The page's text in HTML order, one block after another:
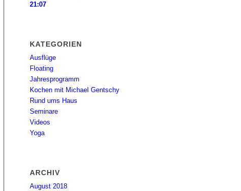
21:07
KATEGORIEN
Ausflüge
Floating
Jahresprogramm
Kochen mit Michael Gentschy
Rund ums Haus
Seminare
Videos
Yoga
ARCHIV
August 2018